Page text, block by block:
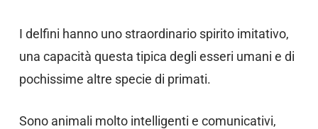
I delfini hanno uno straordinario spirito imitativo,
una capacità questa tipica degli esseri umani e di
pochissime altre specie di primati.
Sono animali molto intelligenti e comunicativi,